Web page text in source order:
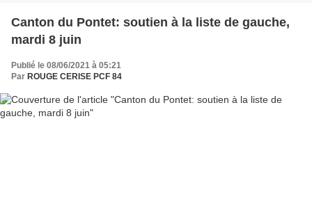
Canton du Pontet: soutien à la liste de gauche,
mardi 8 juin
Publié le 08/06/2021 à 05:21
Par ROUGE CERISE PCF 84